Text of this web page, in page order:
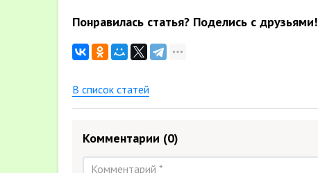
Понравилась статья? Поделись с друзьями!
В список статей
Комментарии (0)